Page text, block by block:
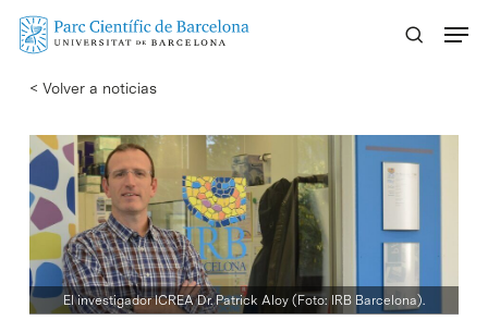
Skip
content
< Volver a noticias
El investigador ICREA Dr. Patrick Aloy (Foto: IRB Barcelona).